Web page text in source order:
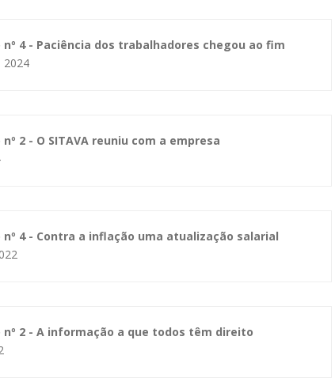
nº 4 - Paciência dos trabalhadores chegou ao fim
2024
2 - O SITAVA reuniu com a empresa
nº 4 - Contra a inflação uma atualização salarial
nº 2 - A informação a que todos têm direito